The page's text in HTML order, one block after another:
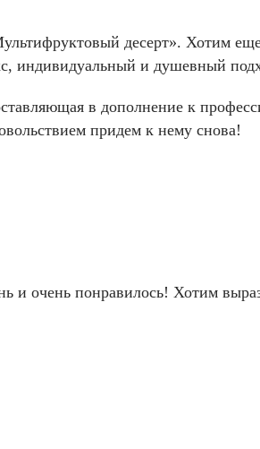
десерт». Хотим
индивидуальный и душевный
в дополнение к
придем к нему снова!
очень понравилось! Хотим